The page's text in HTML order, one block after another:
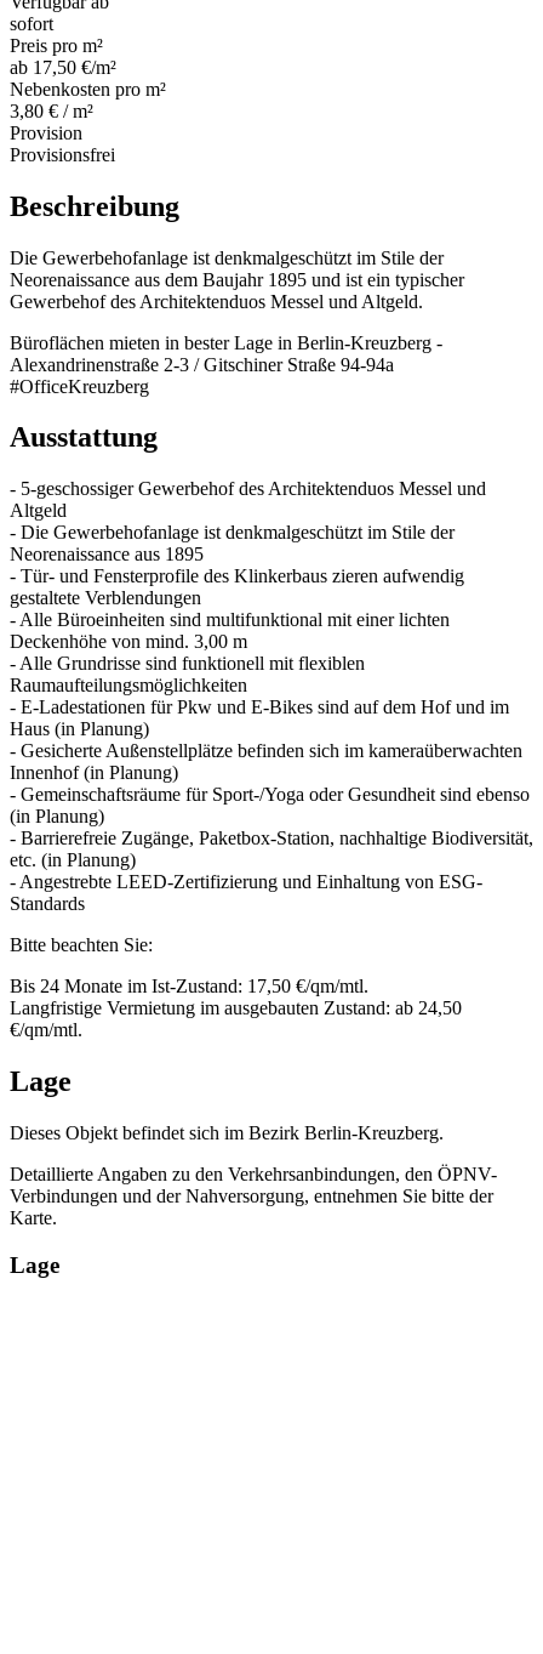
sofort
Preis pro m²
ab 17,50 €/m²
Nebenkosten pro m²
3,80 € / m²
Provision
Provisionsfrei
Beschreibung
Die Gewerbehofanlage ist denkmalgeschützt im Stile der
Neorenaissance aus dem Baujahr 1895 und ist ein typischer
Gewerbehof des Architektenduos Messel und Altgeld.
Büroflächen mieten in bester Lage in Berlin-Kreuzberg -
Alexandrinenstraße 2-3 / Gitschiner Straße 94-94a
#OfficeKreuzberg
Ausstattung
- 5-geschossiger Gewerbehof des Architektenduos Messel und
Altgeld
- Die Gewerbehofanlage ist denkmalgeschützt im Stile der
Neorenaissance aus 1895
- Tür- und Fensterprofile des Klinkerbaus zieren aufwendig
gestaltete Verblendungen
- Alle Büroeinheiten sind multifunktional mit einer lichten
Deckenhöhe von mind. 3,00 m
- Alle Grundrisse sind funktionell mit flexiblen
Raumaufteilungsmöglichkeiten
- E-Ladestationen für Pkw und E-Bikes sind auf dem Hof und im
Haus (in Planung)
- Gesicherte Außenstellplätze befinden sich im kameraüberwachten
Innenhof (in Planung)
- Gemeinschaftsräume für Sport-/Yoga oder Gesundheit sind ebenso
(in Planung)
- Barrierefreie Zugänge, Paketbox-Station, nachhaltige Biodiversität,
etc. (in Planung)
- Angestrebte LEED-Zertifizierung und Einhaltung von ESG-
Standards
Bitte beachten Sie:
Bis 24 Monate im Ist-Zustand: 17,50 €/qm/mtl.
Langfristige Vermietung im ausgebauten Zustand: ab 24,50
€/qm/mtl.
Lage
Dieses Objekt befindet sich im Bezirk Berlin-Kreuzberg.
Detaillierte Angaben zu den Verkehrsanbindungen, den ÖPNV-
Verbindungen und der Nahversorgung, entnehmen Sie bitte der
Karte.
Lage